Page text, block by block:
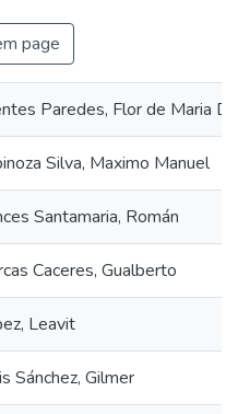
page
Paredes, Flor de Maria
Silva, Maximo Manuel
Santamaria, Román
Caceres, Gualberto
Leavit
Sánchez, Gilmer